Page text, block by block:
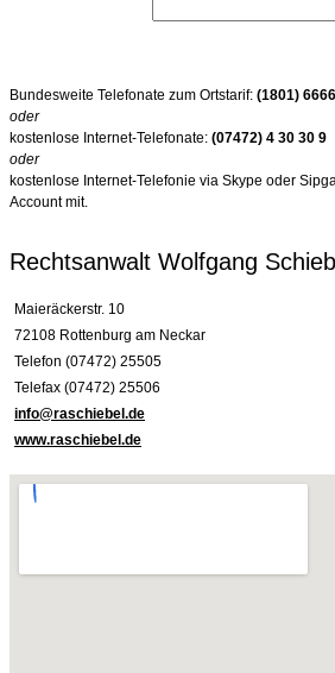
Bundesweite Telefonate zum Ortstarif: (1801)
oder
kostenlose Internet-Telefonate: (07472) 4 30 30 9
oder
kostenlose Internet-Telefonie via Skype oder
Account mit.
Rechtsanwalt Wolfgang
Maieräckerstr. 10
72108 Rottenburg am Neckar
Telefon (07472) 25505
Telefax (07472) 25506
info@raschiebel.de
www.raschiebel.de